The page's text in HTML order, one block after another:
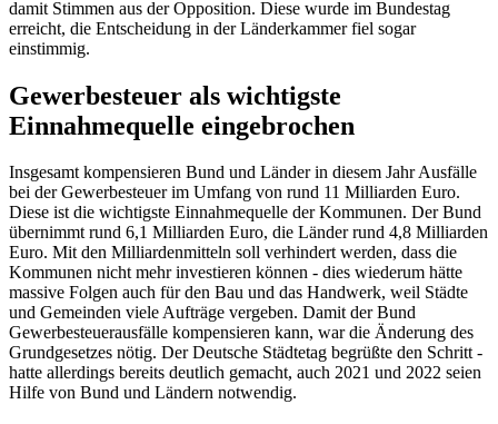
damit Stimmen aus der Opposition. Diese wurde im Bundestag
erreicht, die Entscheidung in der Länderkammer fiel sogar
einstimmig.
Gewerbesteuer als wichtigste
Einnahmequelle eingebrochen
Insgesamt kompensieren Bund und Länder in diesem Jahr Ausfälle
bei der Gewerbesteuer im Umfang von rund 11 Milliarden Euro.
Diese ist die wichtigste Einnahmequelle der Kommunen. Der Bund
übernimmt rund 6,1 Milliarden Euro, die Länder rund 4,8 Milliarden
Euro. Mit den Milliardenmitteln soll verhindert werden, dass die
Kommunen nicht mehr investieren können - dies wiederum hätte
massive Folgen auch für den Bau und das Handwerk, weil Städte
und Gemeinden viele Aufträge vergeben. Damit der Bund
Gewerbesteuerausfälle kompensieren kann, war die Änderung des
Grundgesetzes nötig. Der Deutsche Städtetag begrüßte den Schritt -
hatte allerdings bereits deutlich gemacht, auch 2021 und 2022 seien
Hilfe von Bund und Ländern notwendig.